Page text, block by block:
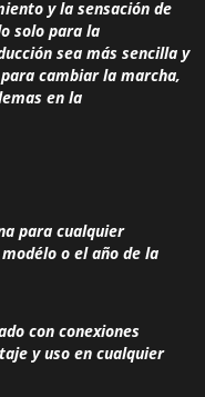
y la sensación de
solo para la
sea más sencilla y
cambiar la marcha,
en la
para cualquier
o el año de la
con conexiones
y uso en cualquier